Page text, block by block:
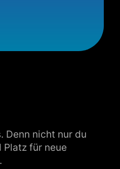
Denn nicht nur du
Platz für neue